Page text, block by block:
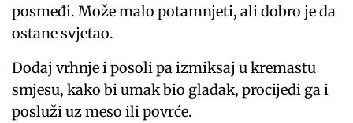
posmeđi. Može malo potamnjeti, ali dobro je da
ostane svjetao.
Dodaj vrhnje i posoli pa izmiksaj u kremastu
smjesu, kako bi umak bio gladak, procijedi ga i
posluži uz meso ili povrće.